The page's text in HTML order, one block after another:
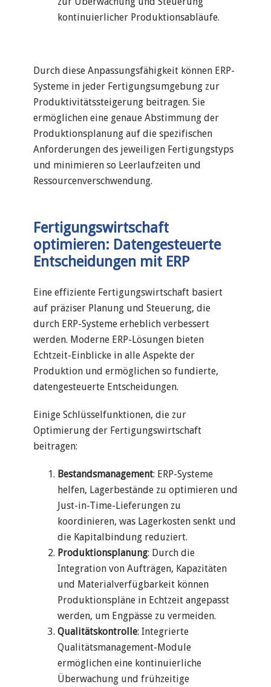
kontinuierlicher Produktionsabläufe.
Durch diese Anpassungsfähigkeit können ERP-
Systeme in jeder Fertigungsumgebung zur
Produktivitätssteigerung beitragen. Sie
ermöglichen eine genaue Abstimmung der
Produktionsplanung auf die spezifischen
Anforderungen des jeweiligen Fertigungstyps
und minimieren so Leerlaufzeiten und
Ressourcenverschwendung.
Fertigungswirtschaft
optimieren: Datengesteuerte
Entscheidungen mit ERP
Eine effiziente Fertigungswirtschaft basiert
auf präziser Planung und Steuerung, die
durch ERP-Systeme erheblich verbessert
werden. Moderne ERP-Lösungen bieten
Echtzeit-Einblicke in alle Aspekte der
Produktion und ermöglichen so fundierte,
datengesteuerte Entscheidungen.
Einige Schlüsselfunktionen, die zur
Optimierung der Fertigungswirtschaft
beitragen:
Bestandsmanagement: ERP-Systeme
helfen, Lagerbestände zu optimieren und
Just-in-Time-Lieferungen zu
koordinieren, was Lagerkosten senkt und
die Kapitalbindung reduziert.
Produktionsplanung: Durch die
Integration von Aufträgen, Kapazitäten
und Materialverfügbarkeit können
Produktionspläne in Echtzeit angepasst
werden, um Engpässe zu vermeiden.
Qualitätskontrolle: Integrierte
Qualitätsmanagement-Module
ermöglichen eine kontinuierliche
Überwachung und frühzeitige